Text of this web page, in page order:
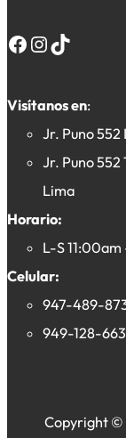
Facebook InstagramTikTok
Visítanos en:
Jr. Puno 552
Jr. Puno 552
Lima
Horario:
L-S
Celular:
947-489-
949-128-663
Copyright ©